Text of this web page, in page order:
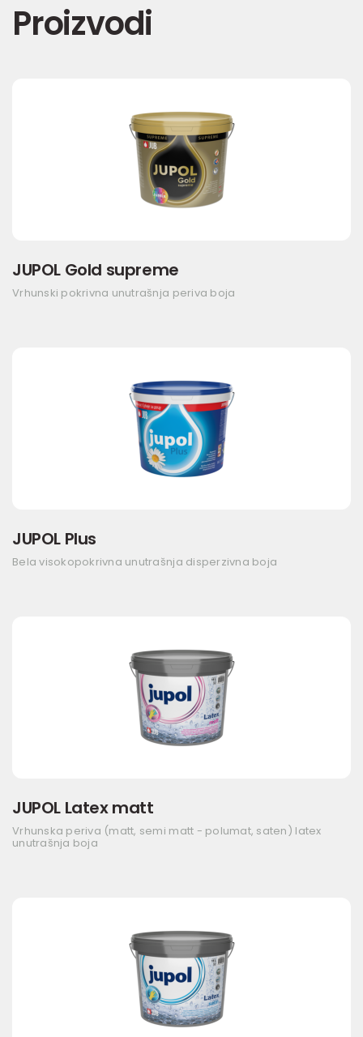
Proizvodi
JUPOL Gold supreme
Vrhunski pokrivna unutrašnja periva boja
JUPOL Plus
Bela visokopokrivna unutrašnja disperzivna boja
JUPOL Latex matt
Vrhunska periva (matt, semi matt - polumat, saten) latex
unutrašnja boja